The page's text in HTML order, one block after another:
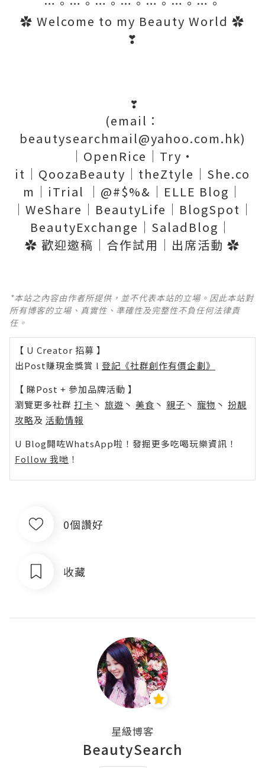
✿ Welcome to my Beauty World ✿
❣
❣
(email：
beautysearchmail@yahoo.com.hk)
│OpenRice│Try‧
it│QoozaBeauty│theZtyle│She.co
m│iTrial │@#$%&│ELLE Blog│
│WeShare│BeautyLife│BlogSpot│
BeautyExchange│SaladBlog│
✿ 歡迎邀稿│合作試用│出席活動 ✿
*本站之內容由作者所提供，並不代表本站的立場。因此本站對
所有博客的立場、真實性、準確性及完整性不負任何法律責
任。
【 U Creator 招募 】
出Post賺現金獎賞 l 登記《社群創作有價企劃》
【 睇Post + 參加品牌活動 】
瀏覽更多社群 打卡 丶 旅遊 丶 美食 丶 親子 丶 寵物 丶 扮靚
攻略及 活動情報
U Blog開咗WhatsApp啦！發掘更多吃喝玩樂資訊！
Follow 我哋 ！
0個讚好
收藏
星級博客
BeautySearch